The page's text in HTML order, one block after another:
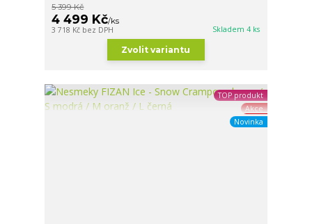
5 399 Kč
4 499 Kč/ks
3 718 Kč bez DPH Skladem 4 ks
Zvolit variantu
TOP produkt
Akce
Novinka